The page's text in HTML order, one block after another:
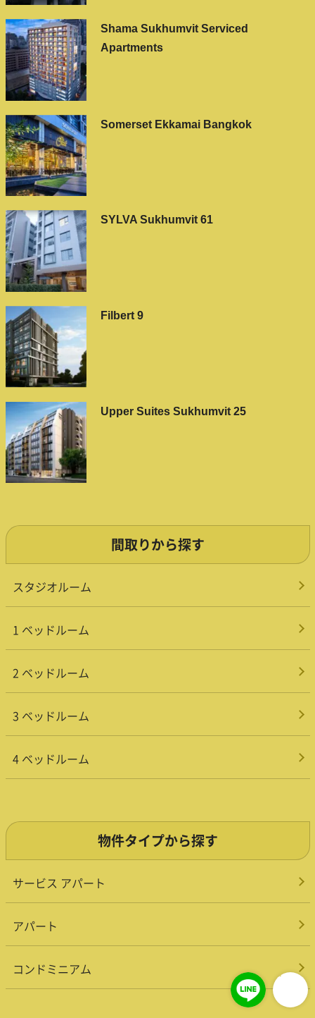
Shama Sukhumvit Serviced
Apartments
Somerset Ekkamai Bangkok
SYLVA Sukhumvit 61
Filbert 9
Upper Suites Sukhumvit 25
間取りから探す
スタジオルーム
1 ベッドルーム
2 ベッドルーム
3 ベッドルーム
4 ベッドルーム
物件タイプから探す
サービス アパート
アパート
コンドミニアム